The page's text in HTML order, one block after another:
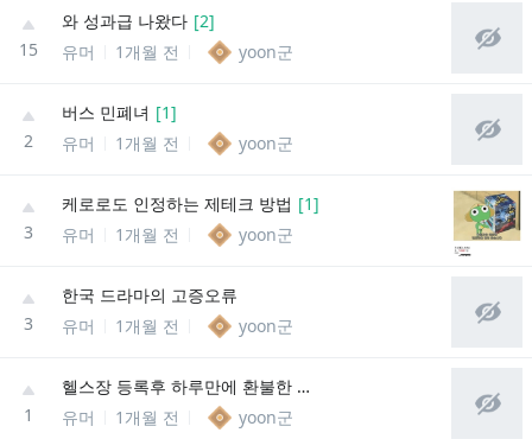
15
와 성과급 나왔다 [2]
유머
1개월 전 yoon군
2
버스 민폐녀 [1]
유머
1개월 전 yoon군
3
케로로도 인정하는 제테크 방법 [1]
유머
1개월 전 yoon군
3
한국 드라마의 고증오류
유머
1개월 전 yoon군
1
헬스장 등록후 하루만에 환불한 이유
유머
1개월 전 yoon군